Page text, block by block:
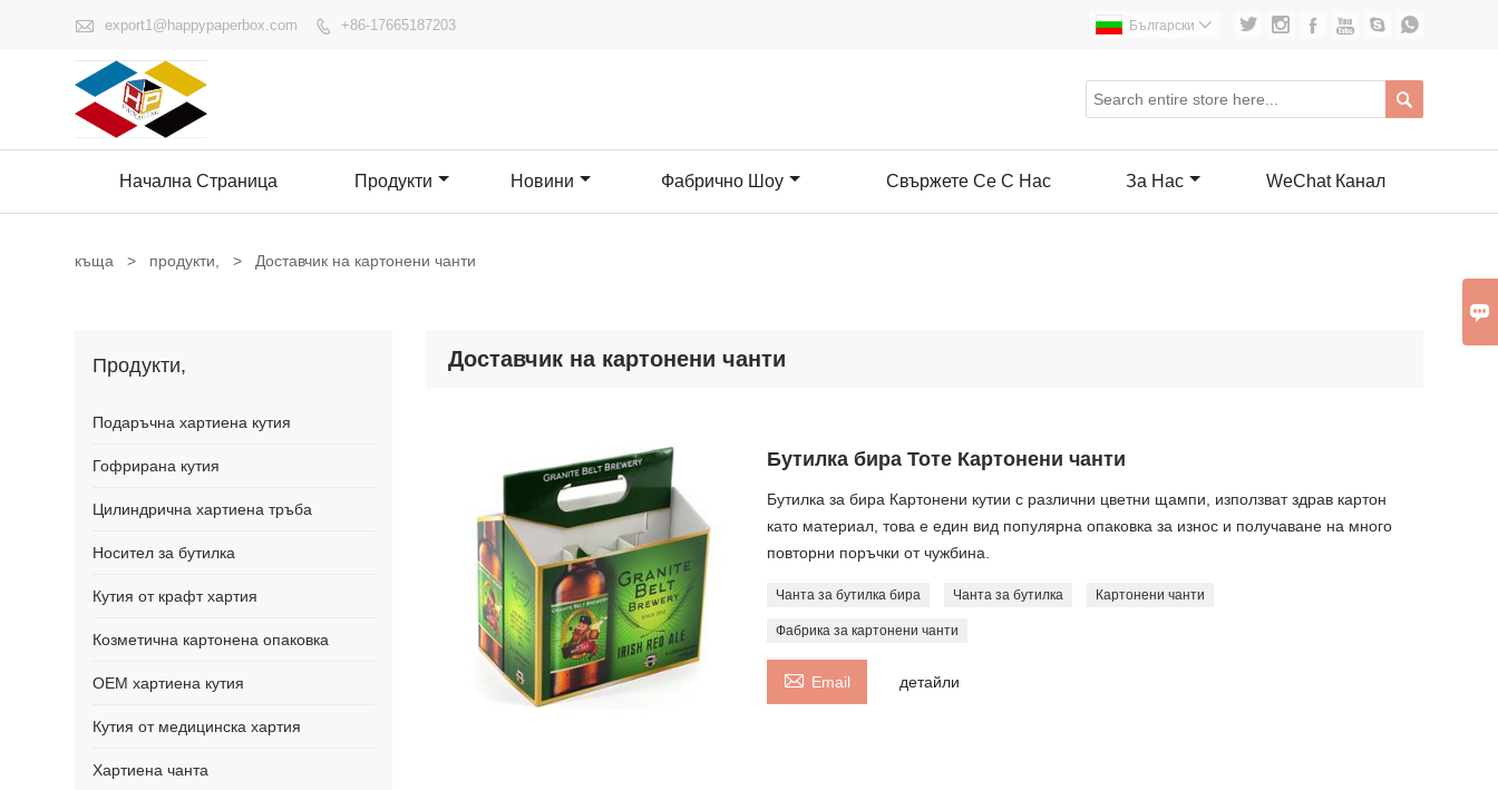

 export1@happypaperbox.com  +86-17665187203      
Български 

Начална Страница Продукти Новини Фабрично Шоу Свържете Се С Нас За Нас WeChat Канал
къща > продукти, > Доставчик на картонени чанти
Доставчик на картонени чанти
Бутилка бира Тоте Картонени чанти
Бутилка за бира Картонени кутии с различни цветни щампи, използват здрав картон
като материал, това е един вид популярна опаковка за износ и получаване на много
повторни поръчки от чужбина.
Чанта за бутилка бира Чанта за бутилка Картонени чанти
Фабрика за картонени чанти
 Email детайли
Продукти,
Подаръчна хартиена кутия
Гофрирана кутия
Цилиндрична хартиена тръба
Носител за бутилка
Кутия от крафт хартия
Козметична картонена опаковка
OEM хартиена кутия
Кутия от медицинска хартия
Хартиена чанта